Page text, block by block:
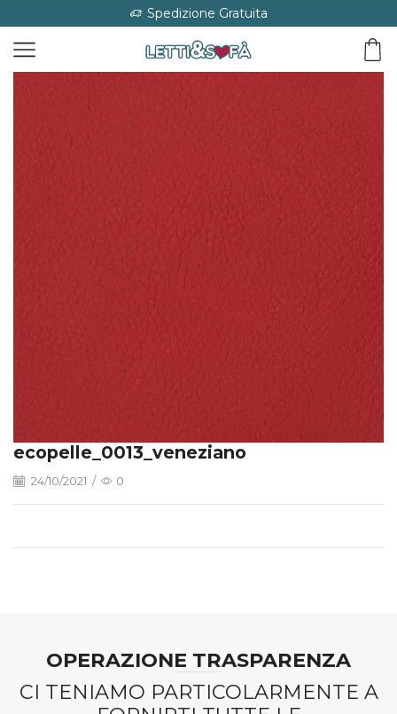
Spedizione Gratuita
ecopelle_0013_veneziano
24/10/2021 / 0
OPERAZIONE TRASPARENZA
CI TENIAMO PARTICOLARMENTE A